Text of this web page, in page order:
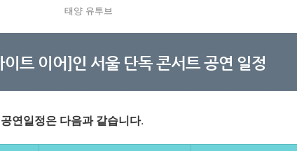
태양 유투브
트 이어]인 서울 단독 콘서트 공연 일정
연일정은 다음과 같습니다.